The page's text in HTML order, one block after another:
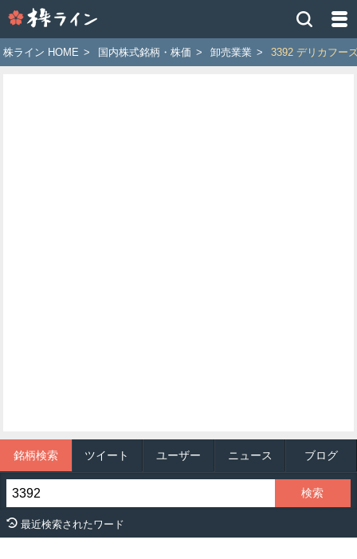
イ
ン
株ライン HOME > 国内株式銘柄・株価 > 卸売業業 > 3392 デリカフー
銘柄検索 ツイート ユーザー ニュース ブログ
最近検索されたワード